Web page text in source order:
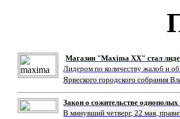
Магазин "Maxima XX" стал
Лидером по количеству жалоб и
Ярвеского городского собрания
Закон о сожительстве
В минувший четверг, 22 мая,